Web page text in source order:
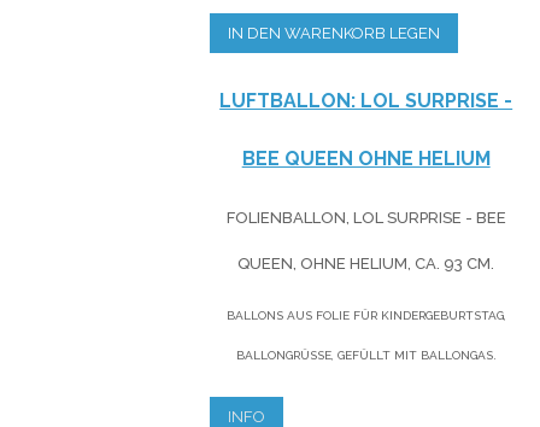
IN DEN WARENKORB LEGEN
LUFTBALLON: LOL SURPRISE -
BEE QUEEN OHNE HELIUM
FOLIENBALLON, LOL SURPRISE - BEE
QUEEN, OHNE HELIUM, CA. 93 CM.
BALLONS AUS FOLIE FÜR KINDERGEBURTSTAG,
BALLONGRÜSSE, GEFÜLLT MIT BALLONGAS.
INFO